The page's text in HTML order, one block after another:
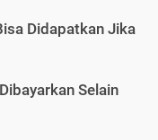
Didapatkan Jika
Selain